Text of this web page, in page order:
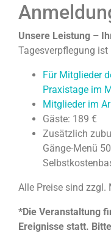
Unsere Leistung –
Tagesverpflegung ist
Für Mitglieder
Praxistage im
Mitglieder im
Gäste: 189 €
Zusätzlich
Gänge-Menü
Alle Preise sind zzgl.
*Die Veranstaltung
Ereignisse statt.